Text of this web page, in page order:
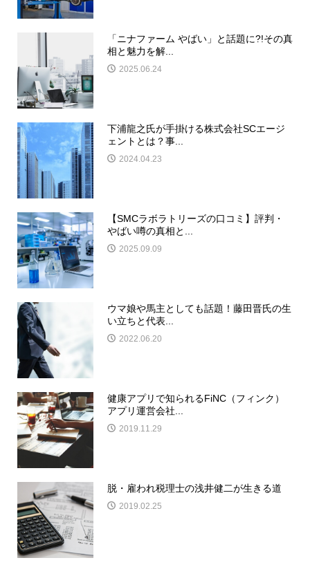
「ニナファーム やばい」と話題に?!その真
相と魅力を解...
2025.06.24
下浦龍之氏が手掛ける株式会社SCエージ
ェントとは？事...
2024.04.23
【SMCラボラトリーズの口コミ】評判・
やばい噂の真相と...
2025.09.09
ウマ娘や馬主としても話題！藤田晋氏の生
い立ちと代表...
2022.06.20
健康アプリで知られるFiNC（フィンク）
アプリ運営会社...
2019.11.29
脱・雇われ税理士の浅井健二が生きる道
2019.02.25